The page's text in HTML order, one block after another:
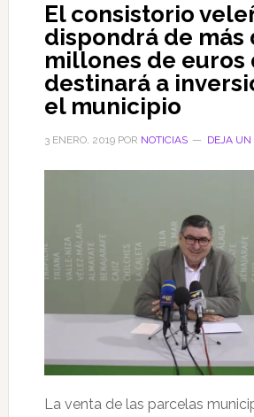
El consistorio
dispondrá de más
millones de euros
destinará a
el municipio
3 ENERO, 2019POR NOTICIAS DEJA UN
La venta de las parcelas